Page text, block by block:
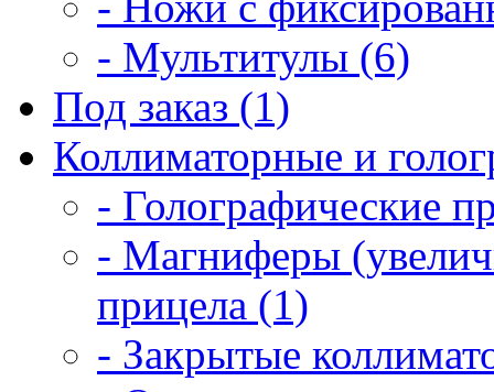
- Мультитулы (6)
Под заказ (1)
Коллиматорные и
- Голографические
- Магниферы
прицела (1)
- Закрытые